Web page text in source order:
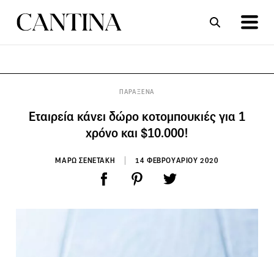
ΠΑΡΑΞΕΝΑ
Εταιρεία κάνει δώρο κοτομπουκιές για 1
χρόνο και $10.000!
ΜΑΡΩ ΣΕΝΕΤΑΚΗ 14 ΦΕΒΡΟΥΑΡΙΟΥ 2020